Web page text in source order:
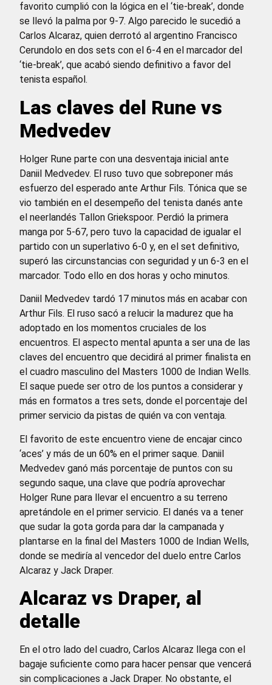
favorito cumplió con la lógica en el ‘tie-break’, donde
se llevó la palma por 9-7. Algo parecido le sucedió a
Carlos Alcaraz, quien derrotó al argentino Francisco
Cerundolo en dos sets con el 6-4 en el marcador del
‘tie-break’, que acabó siendo definitivo a favor del
tenista español.
Las claves del Rune vs
Medvedev
Holger Rune parte con una desventaja inicial ante
Daniil Medvedev. El ruso tuvo que sobreponer más
esfuerzo del esperado ante Arthur Fils. Tónica que se
vio también en el desempeño del tenista danés ante
el neerlandés Tallon Griekspoor. Perdió la primera
manga por 5-67, pero tuvo la capacidad de igualar el
partido con un superlativo 6-0 y, en el set definitivo,
superó las circunstancias con seguridad y un 6-3 en el
marcador. Todo ello en dos horas y ocho minutos.
Daniil Medvedev tardó 17 minutos más en acabar con
Arthur Fils. El ruso sacó a relucir la madurez que ha
adoptado en los momentos cruciales de los
encuentros. El aspecto mental apunta a ser una de las
claves del encuentro que decidirá al primer finalista en
el cuadro masculino del Masters 1000 de Indian Wells.
El saque puede ser otro de los puntos a considerar y
más en formatos a tres sets, donde el porcentaje del
primer servicio da pistas de quién va con ventaja.
El favorito de este encuentro viene de encajar cinco
‘aces’ y más de un 60% en el primer saque. Daniil
Medvedev ganó más porcentaje de puntos con su
segundo saque, una clave que podría aprovechar
Holger Rune para llevar el encuentro a su terreno
apretándole en el primer servicio. El danés va a tener
que sudar la gota gorda para dar la campanada y
plantarse en la final del Masters 1000 de Indian Wells,
donde se mediría al vencedor del duelo entre Carlos
Alcaraz y Jack Draper.
Alcaraz vs Draper, al
detalle
En el otro lado del cuadro, Carlos Alcaraz llega con el
bagaje suficiente como para hacer pensar que vencerá
sin complicaciones a Jack Draper. No obstante, el